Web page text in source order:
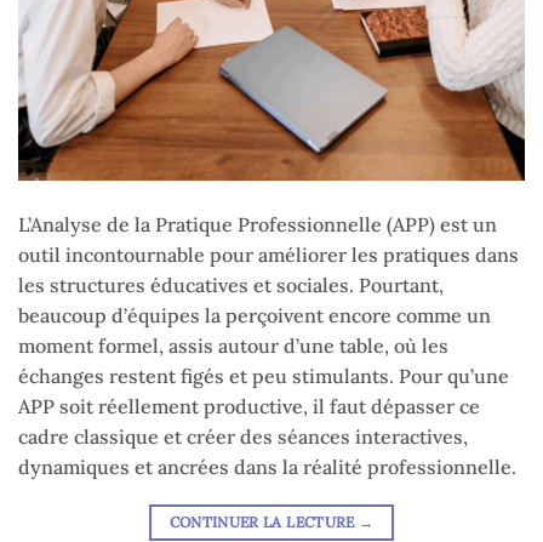
L’Analyse de la Pratique Professionnelle (APP) est un
outil incontournable pour améliorer les pratiques dans
les structures éducatives et sociales. Pourtant,
beaucoup d’équipes la perçoivent encore comme un
moment formel, assis autour d’une table, où les
échanges restent figés et peu stimulants. Pour qu’une
APP soit réellement productive, il faut dépasser ce
cadre classique et créer des séances interactives,
dynamiques et ancrées dans la réalité professionnelle.
CONTINUER LA LECTURE →